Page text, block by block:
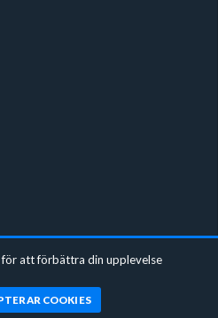
turneringar
att förbättra din upplevelse
COOKIES